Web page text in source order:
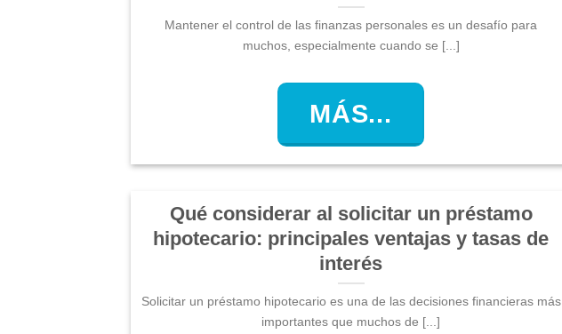
Mantener el control de las finanzas personales es un desafío para
muchos, especialmente cuando se [...]
MÁS...
Qué considerar al solicitar un préstamo
hipotecario: principales ventajas y tasas de
interés
Solicitar un préstamo hipotecario es una de las decisiones financieras más
importantes que muchos de [...]